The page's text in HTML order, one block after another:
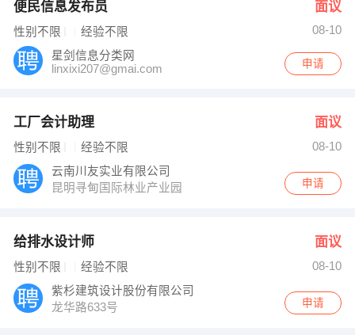
便民信息发布员 面议
性别不限 经验不限
08-10
星剑信息分类网
linxixi207@gmai.com
申请
工厂会计助理 面议
性别不限 经验不限
08-10
云南川友实业有限公司
昆明寻甸国际林业产业园
申请
给排水设计师 面议
性别不限 经验不限
08-10
紫杉建筑设计股份有限公司
龙华路633号
申请